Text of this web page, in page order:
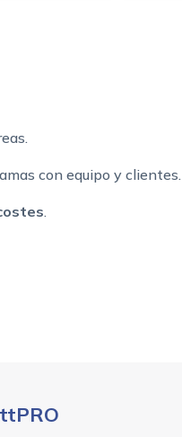
con equipo y clientes.
.